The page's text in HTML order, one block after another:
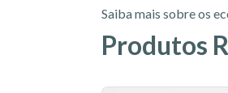
Saiba mais sobre os
Produtos